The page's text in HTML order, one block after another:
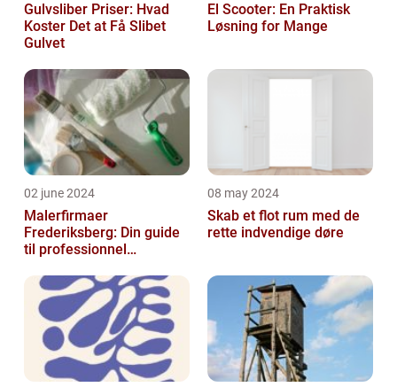
Gulvsliber Priser: Hvad
Koster Det at Få Slibet
Gulvet
El Scooter: En Praktisk
Løsning for Mange
02 june 2024
Malerfirmaer
Frederiksberg: Din guide
til professionnel
08 may 2024
Skab et flot rum med de
rette indvendige døre